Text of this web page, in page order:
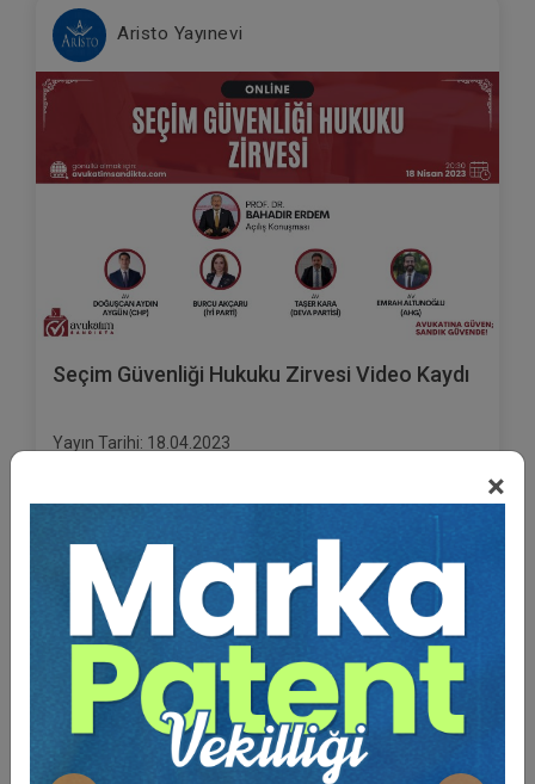
×
Aristo Yayınevi
Seçim Güvenliği Hukuku Zirvesi Video Kaydı
Yayın Tarihi: 18.04.2023
Sepete Ekle
Aristo Yayınevi